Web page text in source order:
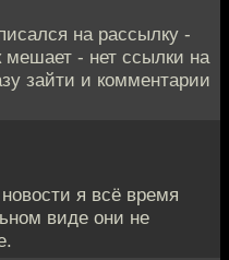
на рассылку -
мешает - нет ссылки на
зайти и комментарии
я всё время
виде они не